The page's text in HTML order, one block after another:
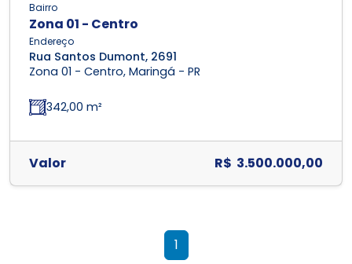
Bairro
Zona 01 - Centro
Endereço
Rua Santos Dumont, 2691
Zona 01 - Centro, Maringá - PR
342,00 m²
Valor R$ 3.500.000,00
1